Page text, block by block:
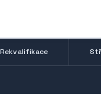
Rekvalifikace